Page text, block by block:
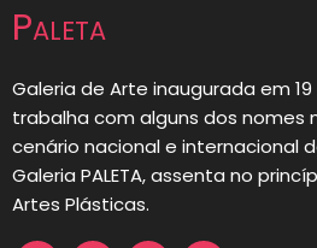
artigos
Paleta
Galeria de Arte inaugurada em 19
trabalha com alguns dos nomes
cenário nacional e internacional
Galeria PALETA, assenta no
Artes Plásticas.